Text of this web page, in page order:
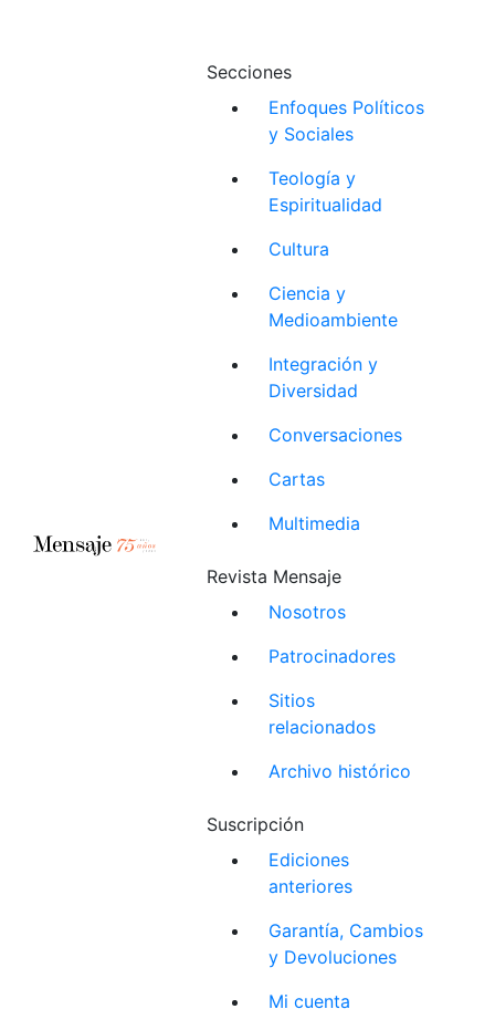
Secciones
Enfoques Políticos
y Sociales
Teología y
Espiritualidad
Cultura
Ciencia y
Medioambiente
Integración y
Diversidad
Conversaciones
Cartas
Multimedia
Revista Mensaje
Nosotros
Patrocinadores
Sitios
relacionados
Archivo histórico
Suscripción
Ediciones
anteriores
Garantía, Cambios
y Devoluciones
Mi cuenta